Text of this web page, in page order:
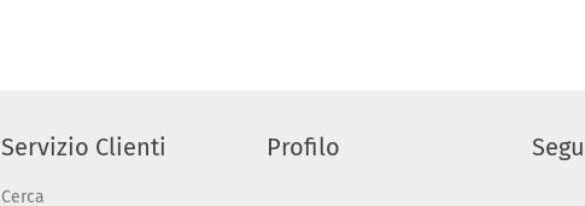
Servizio Clienti
Cerca
Profilo